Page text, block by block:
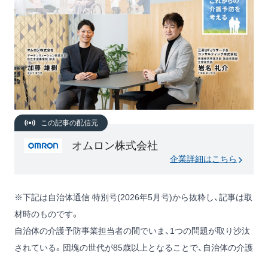
この記事の配信元
オムロン株式会社
企業詳細はこちら
※下記は自治体通信 特別号(2026年5月号)から抜粋し、記事は取
材時のものです。
自治体の介護予防事業担当者の間でいま、1つの問題が取り沙汰
されている。団塊の世代が85歳以上となることで、自治体の介護